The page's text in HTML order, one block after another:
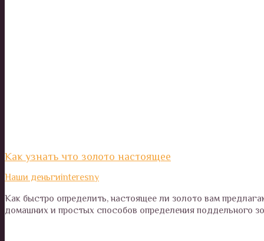
Как узнать что золото настоящее
Наши деньгиinteresny
Как быстро определить, настоящее ли золото вам
домашних и простых способов определения поддельного